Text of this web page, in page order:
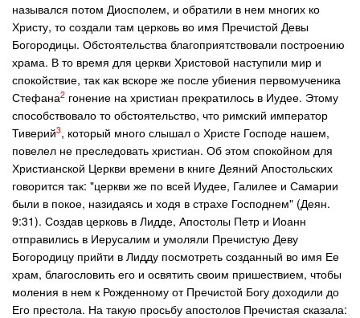
назывался потом Диосполем, и обратили в нем многих ко
Христу, то создали там церковь во имя Пречистой Девы
Богородицы. Обстоятельства благоприятствовали построению
храма. В то время для церкви Христовой наступили мир и
спокойствие, так как вскоре же после убиения первомученика
Стефана2 гонение на христиан прекратилось в Иудее. Этому
способствовало то обстоятельство, что римский император
Тиверий3, который много слышал о Христе Господе нашем,
повелел не преследовать христиан. Об этом спокойном для
Христианской Церкви времени в книге Деяний Апостольских
говорится так: "церкви же по всей Иудее, Галилее и Самарии
были в покое, назидаясь и ходя в страхе Господнем" (Деян.
9:31). Создав церковь в Лидде, Апостолы Петр и Иоанн
отправились в Иерусалим и умоляли Пречистую Деву
Богородицу прийти в Лидду посмотреть созданный во имя Ее
храм, благословить его и освятить своим пришествием, чтобы
моления в нем к Рожденному от Пречистой Богу доходили до
Его престола. На такую просьбу апостолов Пречистая сказала: